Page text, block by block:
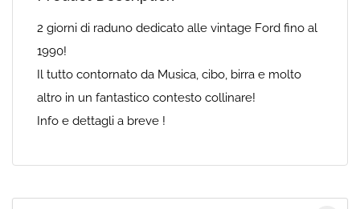
2 giorni di raduno dedicato alle vintage Ford fino al
1990!
Il tutto contornato da Musica, cibo, birra e molto
altro in un fantastico contesto collinare!
Info e dettagli a breve !